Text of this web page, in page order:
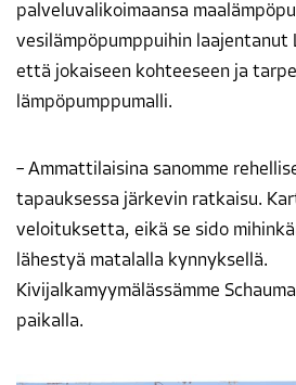
palveluvalikoimaansa
vesilämpöpumppuihin laajentanut
että jokaiseen kohteeseen ja
lämpöpumppumalli.
– Ammattilaisina sanomme
tapauksessa järkevin ratkaisu.
veloituksetta, eikä se sido
lähestyä matalalla kynnyksellä.
Kivijalkamyymälässämme
paikalla.